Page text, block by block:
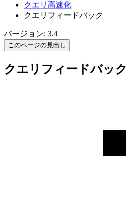
クエリ高速化
クエリフィードバック
バージョン: 3.4
このページの見出し
クエリフィードバック